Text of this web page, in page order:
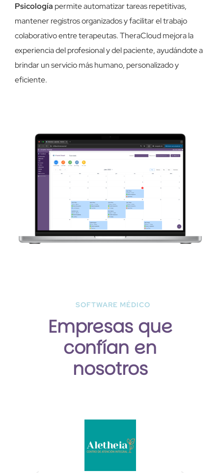
Psicología permite automatizar tareas repetitivas,
mantener registros organizados y facilitar el trabajo
colaborativo entre terapeutas. TheraCloud mejora la
experiencia del profesional y del paciente, ayudándote a
brindar un servicio más humano, personalizado y
eficiente.
SOFTWARE MÉDICO
Empresas que
confían en
nosotros